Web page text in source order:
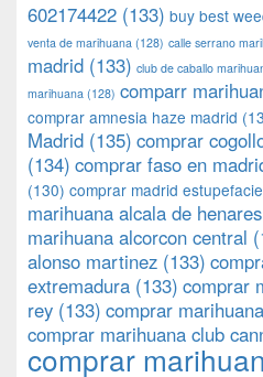
602174422 (133) buy best
venta de marihuana (128) calle serrano
madrid (133) club de caballo
marihuana (128) comparr
comprar amnesia haze madrid
Madrid (135) comprar
(134) comprar faso en
(130) comprar madrid
marihuana alcala de henares
marihuana alcorcon central
alonso martinez (133)
extremadura (133) comprar
rey (133) comprar
comprar marihuana club
comprar